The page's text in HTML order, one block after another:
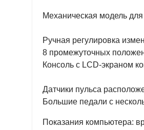
Механическая модель
Ручная регулировка
8 промежуточных
Консоль с LCD-экраном
Датчики пульса
Большие педали с
Показания компьютера: